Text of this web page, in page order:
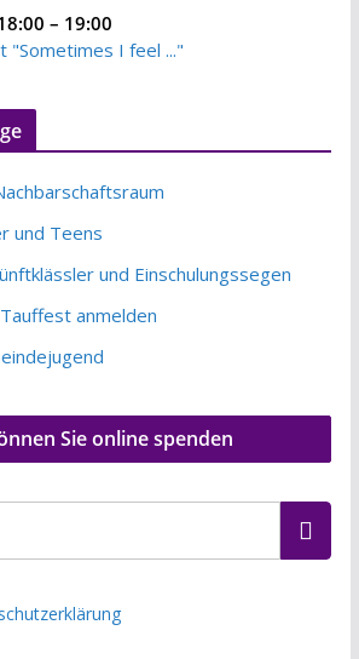
– 19:00
I feel ..."
und Teens
und Einschulungssegen
anmelden
Sie online spenden